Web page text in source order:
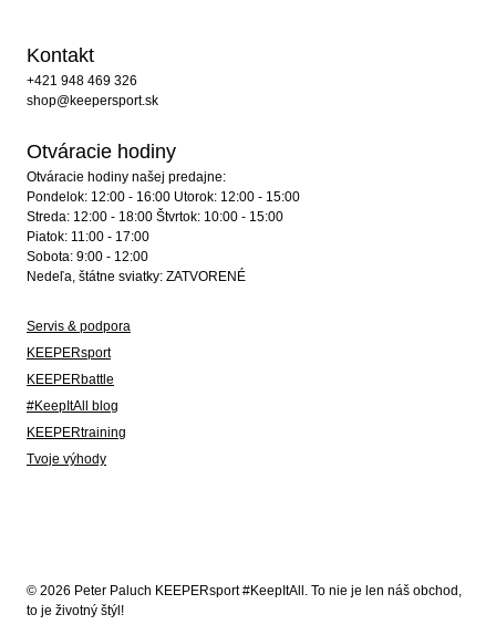
Kontakt
+421 948 469 326
shop@keepersport.sk
Otváracie hodiny
Otváracie hodiny našej predajne:
Pondelok: 12:00 - 16:00 Utorok: 12:00 - 15:00
Streda: 12:00 - 18:00 Štvrtok: 10:00 - 15:00
Piatok: 11:00 - 17:00
Sobota: 9:00 - 12:00
Nedeľa, štátne sviatky: ZATVORENÉ
Servis & podpora
KEEPERsport
KEEPERbattle
#KeepItAll blog
KEEPERtraining
Tvoje výhody
© 2026 Peter Paluch KEEPERsport #KeepItAll. To nie je len náš obchod,
to je životný štýl!